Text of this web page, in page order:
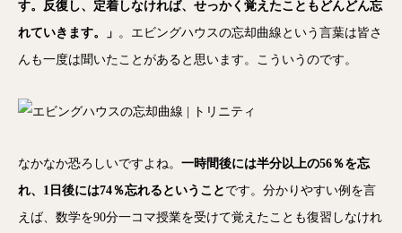
す。反復し、定着しなければ、せっかく覚えたこともどんどん忘
れていきます。」 。エビングハウスの忘却曲線という言葉は皆さ
んも一度は聞いたことがあると思います。こういうのです。
なかなか恐ろしいですよね。 一時間後には半分以上の56％を忘
れ、1日後には74％忘れるということ です。分かりやすい例を言
えば、数学を90分一コマ授業を受けて覚えたことも復習しなけれ